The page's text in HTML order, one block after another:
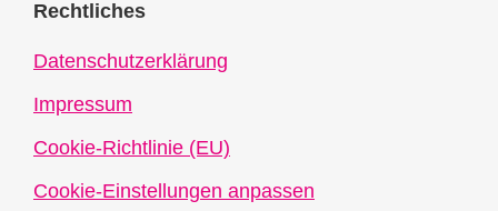
Rechtliches
Datenschutzerklärung
Impressum
Cookie-Richtlinie (EU)
Cookie-Einstellungen anpassen